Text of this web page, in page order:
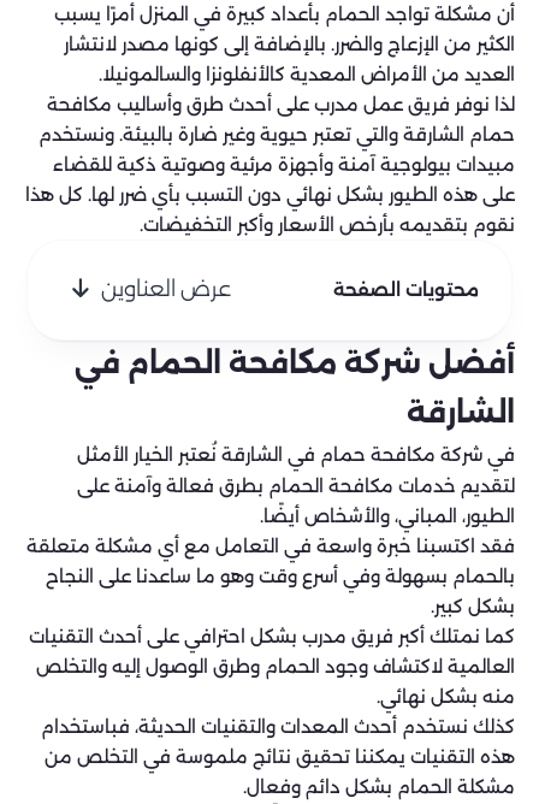
أن مشكلة تواجد الحمام بأعداد كبيرة في المنزل أمرًا يسبب
الكثير من الإزعاج والضرر. بالإضافة إلى كونها مصدر لانتشار
العديد من الأمراض المعدية كالأنفلونزا والسالمونيلا.
لذا نوفر فريق عمل مدرب على أحدث طرق وأساليب مكافحة
حمام الشارقة والتي تعتبر حيوية وغير ضارة بالبيئة. ونستخدم
مبيدات بيولوجية آمنة وأجهزة مرئية وصوتية ذكية للقضاء
على هذه الطيور بشكل نهائي دون التسبب بأي ضرر لها. كل هذا
نقوم بتقديمه بأرخص الأسعار وأكبر التخفيضات.
محتويات الصفحة عرض العناوين
أفضل شركة مكافحة الحمام في
الشارقة
في شركة مكافحة حمام في الشارقة نُعتبر الخيار الأمثل
لتقديم خدمات مكافحة الحمام بطرق فعالة وآمنة على
الطيور، المباني، والأشخاص أيضًا.
فقد اكتسبنا خبرة واسعة في التعامل مع أي مشكلة متعلقة
بالحمام بسهولة وفي أسرع وقت وهو ما ساعدنا على النجاح
بشكل كبير.
كما نمتلك أكبر فريق مدرب بشكل احترافي على أحدث التقنيات
العالمية لاكتشاف وجود الحمام وطرق الوصول إليه والتخلص
منه بشكل نهائي.
كذلك نستخدم أحدث المعدات والتقنيات الحديثة، فباستخدام
هذه التقنيات يمكننا تحقيق نتائج ملموسة في التخلص من
مشكلة الحمام بشكل دائم وفعال.